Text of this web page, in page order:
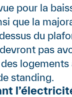
pour la
que la
du
pas
logements
standing.